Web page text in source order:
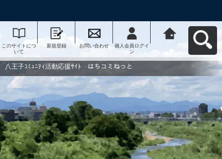
このサイトにつ
いて
新規登録 お問い合わせ
個人会員ログイ
ン
動応援ｻｲﾄ はち
コミねっとへ戻
八王子ｺﾐｭﾆﾃｨ活動応援ｻｲﾄ はちコミねっと